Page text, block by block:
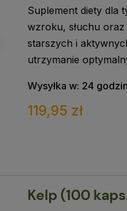
Suplement diety dla
wzroku, słuchu
starszych i
utrzymanie
Wysyłka w: 24
119,95 zł
Kelp (100